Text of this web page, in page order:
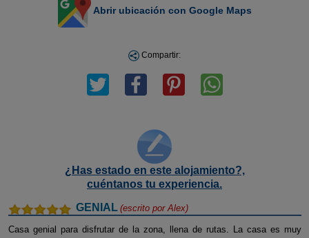
Abrir ubicación con Google Maps
Compartir:
¿Has estado en este alojamiento?,
cuéntanos tu experiencia.
GENIAL (escrito porAlex)
Casa genial para disfrutar de la zona, llena de rutas. La casa es muy